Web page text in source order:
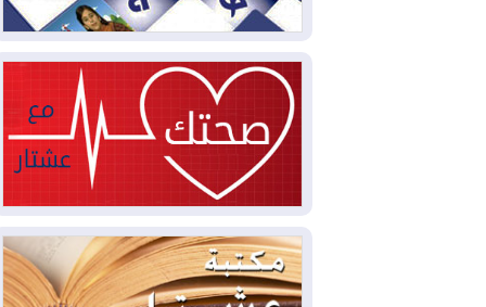
2026-08-03رئيس إقليم كوردستان في
2026-08-03
العراق يؤكد مجدداً التزامه
بمنع الهجمات على الدول المجاورة
2026-08-03
العجز والاقتراض يطوقان
المالية العراقية.. اقتراض يتجاوز 3 تريليونات
دينار!
2026-08-03كوبا تغرق في الظلام مجددا
وانهيار الشبكة الكهربائية